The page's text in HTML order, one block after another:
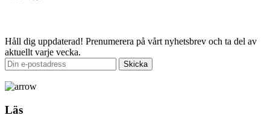
Håll dig uppdaterad! Prenumerera på vårt nyhetsbrev och ta del av
aktuellt varje vecka.
Läs